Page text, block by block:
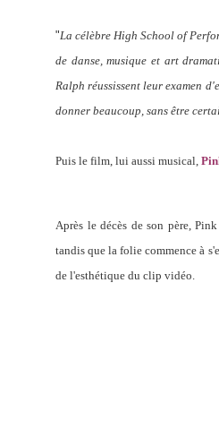
"La célèbre High School of
de danse, musique et art
Ralph réussissent leur examen
donner beaucoup, sans être
Puis le film, lui aussi musical,
Après le décès de son père,
tandis que la folie commence à
de l'esthétique du clip vidéo.